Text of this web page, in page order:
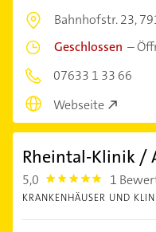
Bahnhofstr. 23,
Geschlossen –
07633 1 33 66
Webseite
Rheintal-Klinik /
5,0 5.0 1
KRANKENHÄUSER UND